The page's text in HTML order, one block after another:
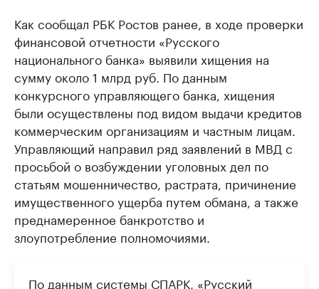
Как сообщал РБК Ростов ранее, в ходе проверки
финансовой отчетности «Русского
национального банка» выявили хищения на
сумму около 1 млрд руб. По данным
конкурсного управляющего банка, хищения
были осуществлены под видом выдачи кредитов
коммерческим организациям и частным лицам.
Управляющий направил ряд заявлений в МВД с
просьбой о возбуждении уголовных дел по
статьям мошенничество, растрата, причинение
имущественного ущерба путем обмана, а также
преднамеренное банкротство и
злоупотребление полномочиями.
По данным системы СПАРК, «Русский